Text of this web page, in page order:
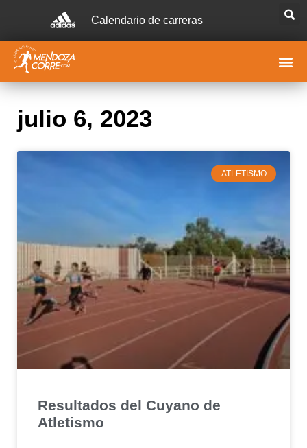
Calendario de carreras
julio 6, 2023
ATLETISMO
Resultados del Cuyano de
Atletismo